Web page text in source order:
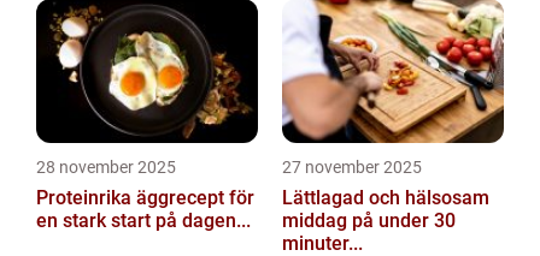
28 november 2025
Proteinrika äggrecept för
en stark start på dagen...
27 november 2025
Lättlagad och hälsosam
middag på under 30
minuter...